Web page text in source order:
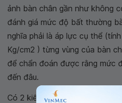
ảnh bàn chân gần như không
đánh giá mức độ bất thường
nghĩa phải là áp lực cụ thể
Kg/cm2 ) từng vùng của bàn
để chẩn đoán được rằng mức
đến đâu.
Có 2 kiểu đo áp lực bàn chân: